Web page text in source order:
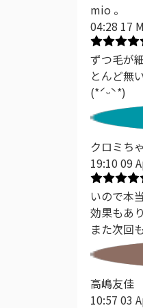
mio 。
04:28 17
ずつ毛が
とんど無
(*ˊᵕˋ*)
クロミち
19:10 09
いので本
効果もあ
また次回
高嶋友佳
10:57 03